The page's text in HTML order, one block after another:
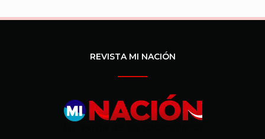
REVISTA MI NACIÓN